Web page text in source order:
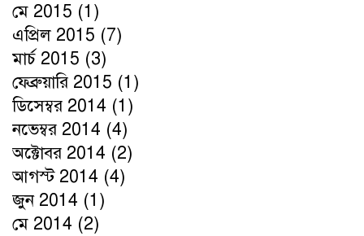
মে 2015 (1)
এপ্রিল 2015 (7)
মার্চ 2015 (3)
ফেব্রুয়ারি 2015 (1)
ডিসেম্বর 2014 (1)
নভেম্বর 2014 (4)
অক্টোবর 2014 (2)
আগস্ট 2014 (4)
জুন 2014 (1)
মে 2014 (2)